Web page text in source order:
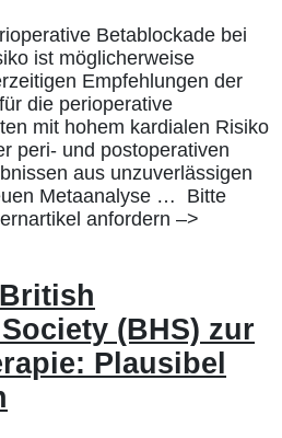
Betablockade bei
ist möglicherweise
Empfehlungen der
die perioperative
mit hohem kardialen Risiko
peri- und postoperativen
aus unzuverlässigen
Metaanalyse … Bitte
anfordern –>
(BHS) zur
Plausibel